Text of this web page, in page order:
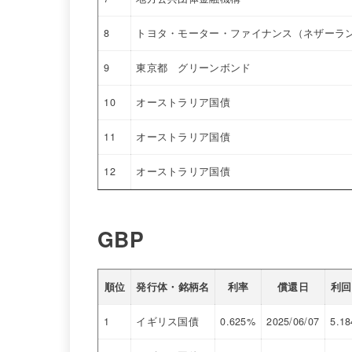
8 トヨタ・モーター・ファイナンス（ネザーラ
9 東京都 グリーンボンド
10 オーストラリア国債
11 オーストラリア国債
12 オーストラリア国債
GBP
順位 発行体・銘柄名 利率 償還日 利
1 イギリス国債 0.625% 2025/06/07